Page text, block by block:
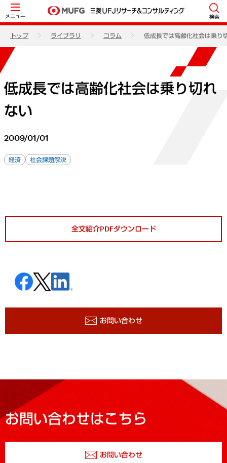
メニュー 検索
トップ ライブラリ コラム 低成長では高齢化社会は乗り
低成長では高齢化社会は乗り切れ
ない
2009/01/01
経済 社会課題解決
全文紹介PDFダウンロード
お問い合わせ
お問い合わせはこちら
お問い合わせ